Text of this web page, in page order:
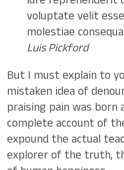
voluptate velit
molestiae
Luis Pickford
But I must explain to
mistaken idea of
praising pain was born
complete account of
expound the actual
explorer of the truth,